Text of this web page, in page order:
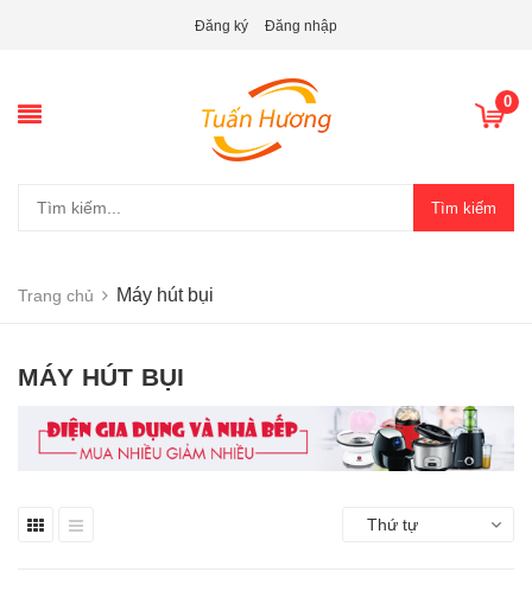
Đăng ký Đăng nhập
0
Tìm kiếm
Trang chủ Máy hút bụi
MÁY HÚT BỤI
Thứ tự